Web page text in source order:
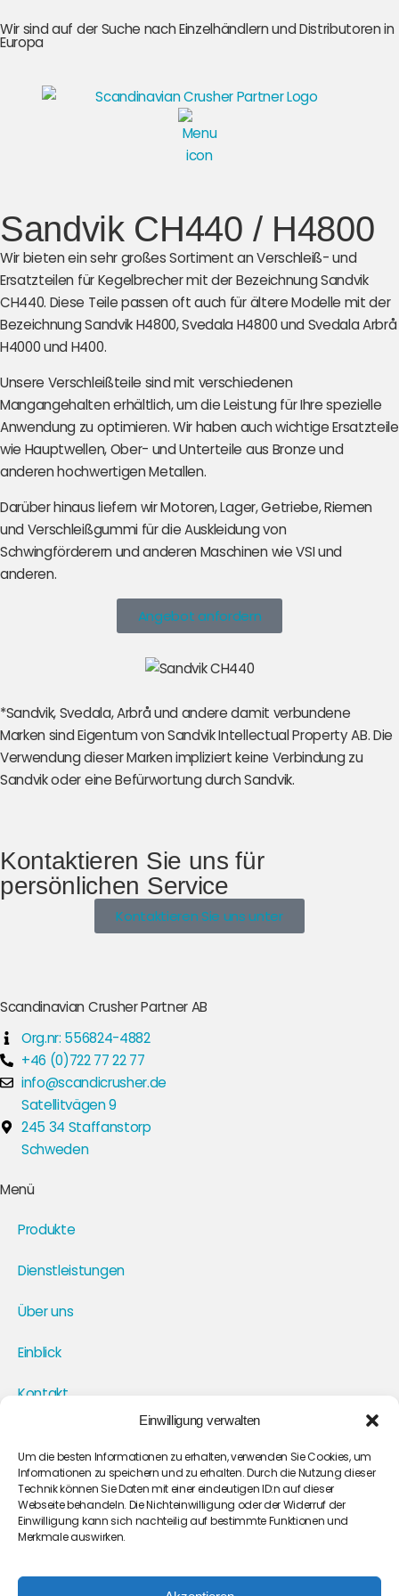
Einwilligung verwalten
Um die besten Informationen zu erhalten, verwenden Sie Cookies, um
Informationen zu speichern und zu erhalten. Durch die Nutzung dieser
Technik können Sie Daten mit einer eindeutigen ID:n auf dieser
Webseite behandeln. Die Nichteinwilligung oder der Widerruf der
Einwilligung kann sich nachteilig auf bestimmte Funktionen und
Merkmale auswirken.
Wir sind auf der Suche nach Einzelhändlern und Distributoren in
Europa
Sandvik CH440 / H4800
Wir bieten ein sehr großes Sortiment an Verschleiß- und
Ersatzteilen für Kegelbrecher mit der Bezeichnung Sandvik
CH440. Diese Teile passen oft auch für ältere Modelle mit der
Bezeichnung Sandvik H4800, Svedala H4800 und Svedala Arbrå
H4000 und H400.
Unsere Verschleißteile sind mit verschiedenen
Mangangehalten erhältlich, um die Leistung für Ihre spezielle
Anwendung zu optimieren. Wir haben auch wichtige Ersatzteile
wie Hauptwellen, Ober- und Unterteile aus Bronze und
anderen hochwertigen Metallen.
Darüber hinaus liefern wir Motoren, Lager, Getriebe, Riemen
und Verschleißgummi für die Auskleidung von
Schwingförderern und anderen Maschinen wie VSI und
anderen.
Angebot anfordern
*Sandvik, Svedala, Arbrå und andere damit verbundene
Marken sind Eigentum von Sandvik Intellectual Property AB. Die
Verwendung dieser Marken impliziert keine Verbindung zu
Sandvik oder eine Befürwortung durch Sandvik.
Kontaktieren Sie uns für
persönlichen Service
Kontaktieren Sie uns unter
Scandinavian Crusher Partner AB
Org.nr: 556824-4882
+46 (0)722 77 22 77
info@scandicrusher.de
Satellitvägen 9
245 34 Staffanstorp
Schweden
Menü
Produkte
Dienstleistungen
Über uns
Einblick
Kontakt
Cookie-Richtlinie (EU)
Impressum